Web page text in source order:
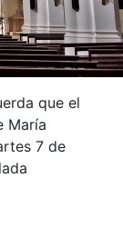
que el
María
7 de